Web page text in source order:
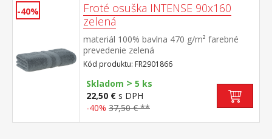
-40%
Froté osuška INTENSE 90x160
zelená
materiál 100% bavlna 470 g/m² farebné
prevedenie zelená
Kód produktu: FR2901866
Skladom > 5 ks
22,50 € s DPH
-40% 37,50 € **